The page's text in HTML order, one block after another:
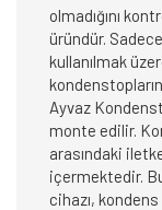
olmadığını
üründür.
kullanılmak
Ayvaz
monte edilir.
arasındaki
içermektedir.
cihazı,